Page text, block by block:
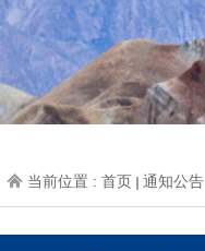
发展简史
组织机构
师资力量
学院院刊
当前位置 : 首页 通知公告